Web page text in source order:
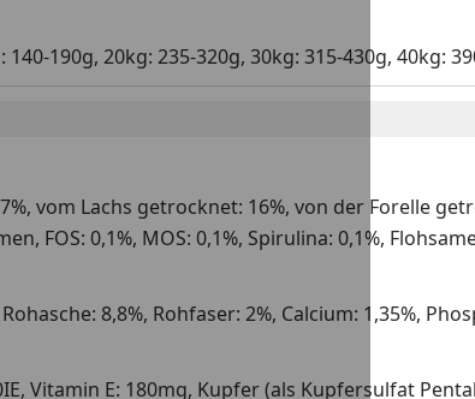
190g, 20kg: 235-320g, 30kg: 315-430g, 40kg:
vom Lachs getrocknet: 16%, von der Forelle
FOS: 0,1%, MOS: 0,1%, Spirulina: 0,1%,
8,8%, Rohfaser: 2%, Calcium: 1,35%,
Vitamin E: 180mg, Kupfer (als Kupfersulfat